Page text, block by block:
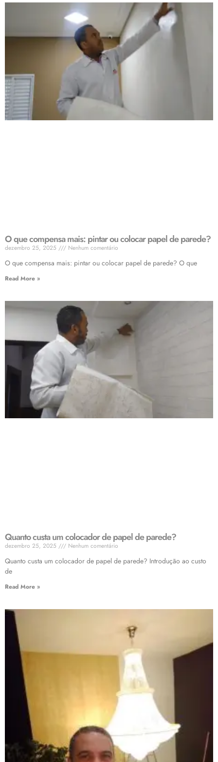
O que compensa mais: pintar ou colocar papel de parede?
dezembro 25, 2025 Nenhum comentário
O que compensa mais: pintar ou colocar papel de parede? O que
Read More »
Quanto custa um colocador de papel de parede?
dezembro 25, 2025 Nenhum comentário
Quanto custa um colocador de papel de parede? Introdução ao custo
de
Read More »